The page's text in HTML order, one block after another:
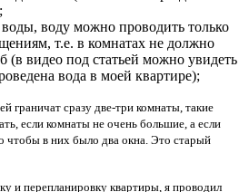
воды, воду можно проводить только
т.е. в комнатах не должно
(в видео под статьей можно увидеть
вода в моей квартире);
граничат сразу две-три комнаты, такие
если комнаты не очень большие, а если
чтобы в них было два окна. Это старый
и перепланировку квартиры, я проводил